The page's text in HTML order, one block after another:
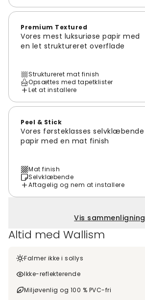
Premium Textured
Vores mest luksuriøse papir med
en let struktureret overflade
Struktureret mat finish
Opsættes med tapetklister
Let at installere
Peel & Stick
Vores førsteklasses selvklæbende
papir med en mat finish
Mat finish
Selvklæbende
Aftagelig og nem at installere
Vis sammenligning
Altid med Wallism
Falmer ikke i sollys
Ikke-reflekterende
Miljøvenlig og 100 % PVC-fri